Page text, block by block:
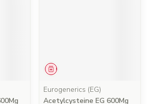
Geneesmiddel
Eurogenerics (EG)
Acetylcysteine EG 600Mg